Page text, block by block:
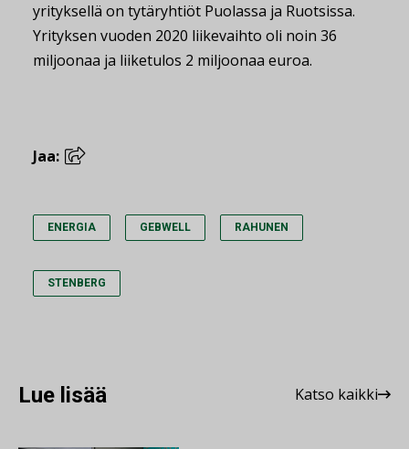
yrityksellä on tytäryhtiöt Puolassa ja Ruotsissa.
Yrityksen vuoden 2020 liikevaihto oli noin 36
miljoonaa ja liiketulos 2 miljoonaa euroa.
Jaa:
ENERGIA GEBWELL RAHUNEN
STENBERG
Lue lisää Katso kaikki